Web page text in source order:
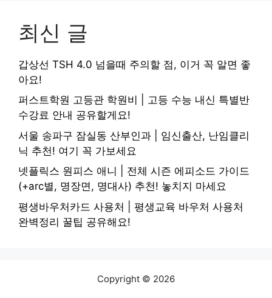
최신 글
갑상선 TSH 4.0 넘을때 주의할 점, 이거 꼭 알면 좋
아요!
퍼스트학원 고등관 학원비 | 고등 수능 내신 특별반
수강료 안내 공유할게요!
서울 송파구 잠실동 산부인과 | 임신출산, 난임클리
닉 추천! 여기 꼭 가보세요
넷플릭스 원피스 애니 | 전체 시즌 에피소드 가이드
(+arc별, 명장면, 명대사) 추천! 놓치지 마세요
평생바우처카드 사용처 | 평생교육 바우처 사용처
완벽정리 꿀팁 공유해요!
Copyright © 2026